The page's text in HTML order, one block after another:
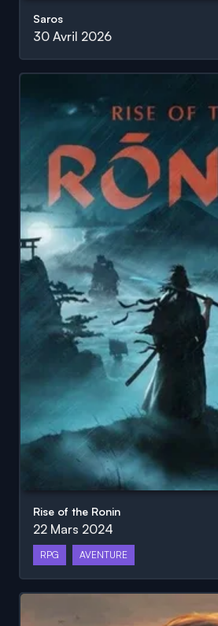
Saros
30 Avril 2026
Rise of the Ronin
22 Mars 2024
RPG AVENTURE